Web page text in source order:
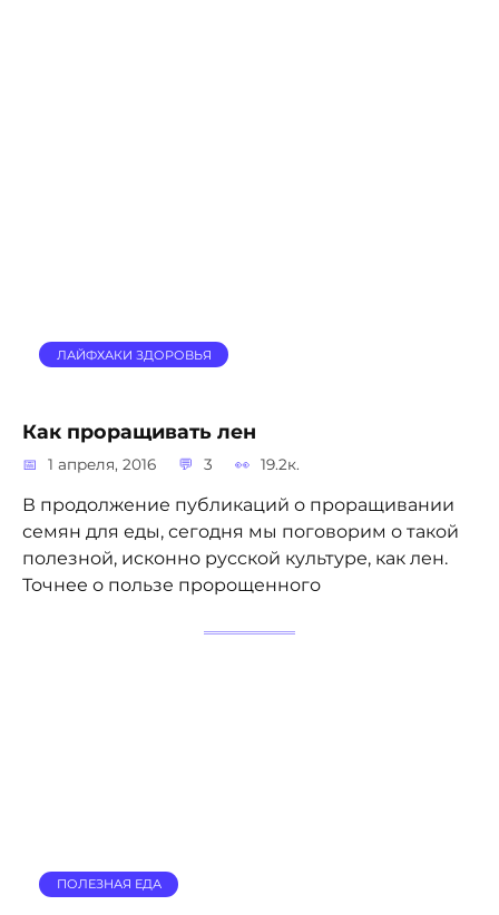
ЛАЙФХАКИ ЗДОРОВЬЯ
Как проращивать лен
1 апреля, 2016 3 19.2к.
В продолжение публикаций о проращивании
семян для еды, сегодня мы поговорим о такой
полезной, исконно русской культуре, как лен.
Точнее о пользе пророщенного
ПОЛЕЗНАЯ ЕДА